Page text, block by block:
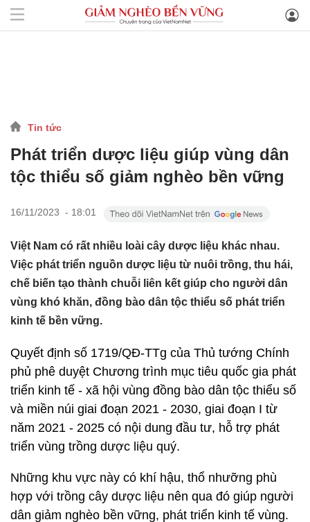
Tin tức
Phát triển dược liệu giúp vùng dân
tộc thiểu số giảm nghèo bền vững
16/11/2023 - 18:01
Việt Nam có rất nhiều loài cây dược liệu khác nhau.
Việc phát triển nguồn dược liệu từ nuôi trồng, thu hái,
chế biến tạo thành chuỗi liên kết giúp cho người dân
vùng khó khăn, đồng bào dân tộc thiểu số phát triển
kinh tế bền vững.
Quyết định số 1719/QĐ-TTg của Thủ tướng Chính
phủ phê duyệt Chương trình mục tiêu quốc gia phát
triển kinh tế - xã hội vùng đồng bào dân tộc thiểu số
và miền núi giai đoạn 2021 - 2030, giai đoạn I từ
năm 2021 - 2025 có nội dung đầu tư, hỗ trợ phát
triển vùng trồng dược liệu quý.
Những khu vực này có khí hậu, thổ nhưỡng phù
hợp với trồng cây dược liệu nên qua đó giúp người
dân giảm nghèo bền vững, phát triển kinh tế vùng.